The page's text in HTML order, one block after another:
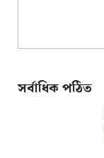
সর্বাধিক পঠিত